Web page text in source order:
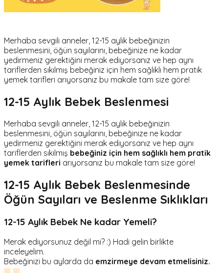
Merhaba sevgili anneler, 12-15 aylık bebeğinizin
beslenmesini, öğün sayılarını, bebeğinize ne kadar
yedirmeniz gerektiğini merak ediyorsanız ve hep aynı
tariflerden sıkılmış bebeğiniz için hem sağlıklı hem pratik
yemek tarifleri arıyorsanız bu makale tam size göre!
12-15 Aylık Bebek Beslenmesi
Merhaba sevgili anneler, 12-15 aylık bebeğinizin
beslenmesini, öğün sayılarını, bebeğinize ne kadar
yedirmeniz gerektiğini merak ediyorsanız ve hep aynı
tariflerden sıkılmış bebeğiniz için hem sağlıklı hem pratik
yemek tarifleri arıyorsanız bu makale tam size göre!
12-15 Aylık Bebek Beslenmesinde
Öğün Sayıları ve Beslenme Sıklıkları
12-15 Aylık Bebek Ne kadar Yemeli?
Merak ediyorsunuz değil mi? :) Hadi gelin birlikte
inceleyelim.
Bebeğinizi bu aylarda da emzirmeye devam etmelisiniz.